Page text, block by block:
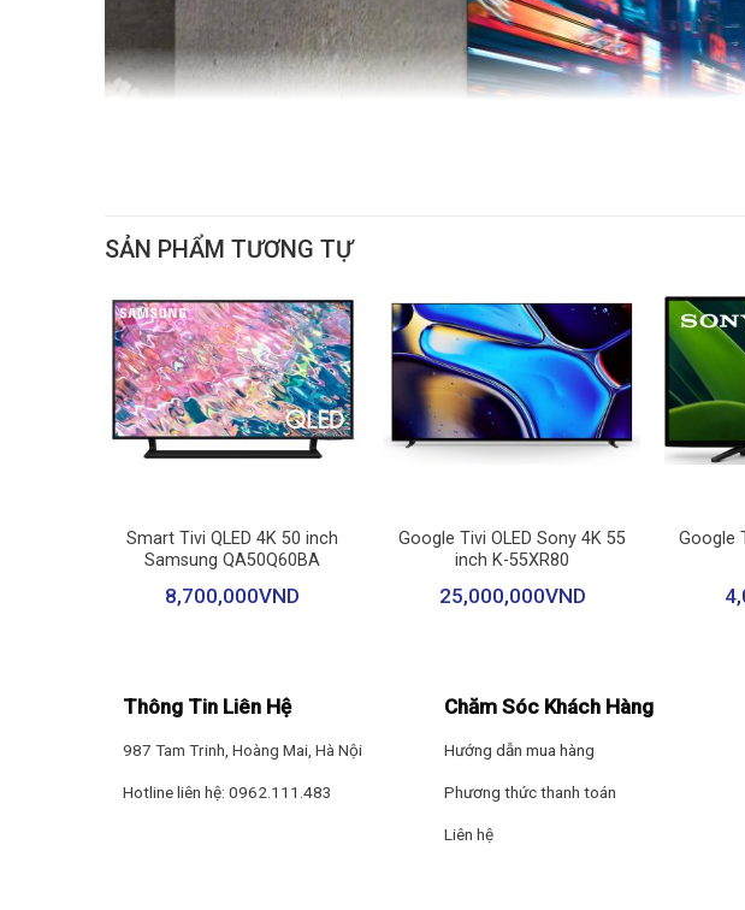
Công nghệ hình ảnh
– Để giải quyết mọi tác vụ liên quan đến hình ảnh, tivi Aqua được trang bị bộ xử lý
tăng cường độ sáng tối đa,
SẢN PHẨM TƯƠNG TỰ
Smart Tivi QLED 4K 50 inch
Samsung QA50Q60BA
8,700,000VND
Google Tivi OLED Sony 4K 55
inch K-55XR80
25,000,000VND
Google
Thông Tin Liên Hệ
987 Tam Trinh, Hoàng Mai, Hà Nội
Hotline liên hệ: 0962.111.483
Chăm Sóc Khách Hàng
Hướng dẫn mua hàng
Phương thức thanh toán
Liên hệ